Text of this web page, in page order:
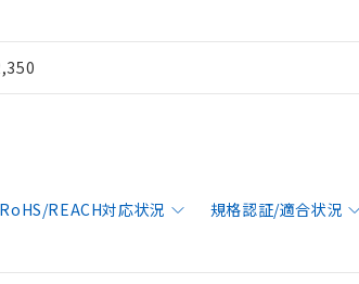
RoHS/REACH対応状況 規格認証/適合状況